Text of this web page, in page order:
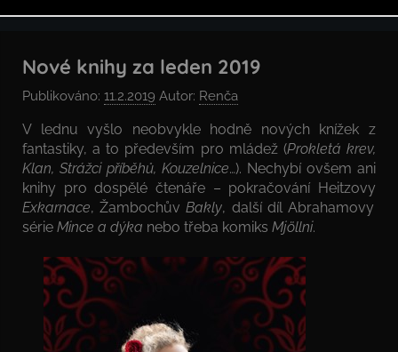
Nové knihy za leden 2019
Publikováno: 11.2.2019 Autor: Renča
V lednu vyšlo neobvykle hodně nových knížek z
fantastiky, a to především pro mládež (Prokletá krev,
Klan, Strážci příběhů, Kouzelnice…). Nechybí ovšem ani
knihy pro dospělé čtenáře – pokračování Heitzovy
Exkarnace, ŽambochůvBakly, další díl Abrahamovy
série Mince a dýka nebo třeba komiks Mjöllni.